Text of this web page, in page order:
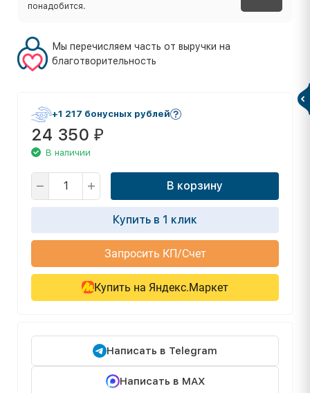
понадобится.
Мы перечисляем часть от выручки на
благотворительность
+1 217 бонусных рублей
24 350 ₽
В наличии
В корзину
Купить в 1 клик
Запросить КП/Счет
Купить на Яндекс.Маркет
Написать в Telegram
Написать в MAX